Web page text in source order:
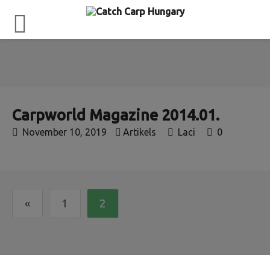
Carpworld Magazine 2014.01.
November 10, 2019 Artikels Laci 0
« 1 2